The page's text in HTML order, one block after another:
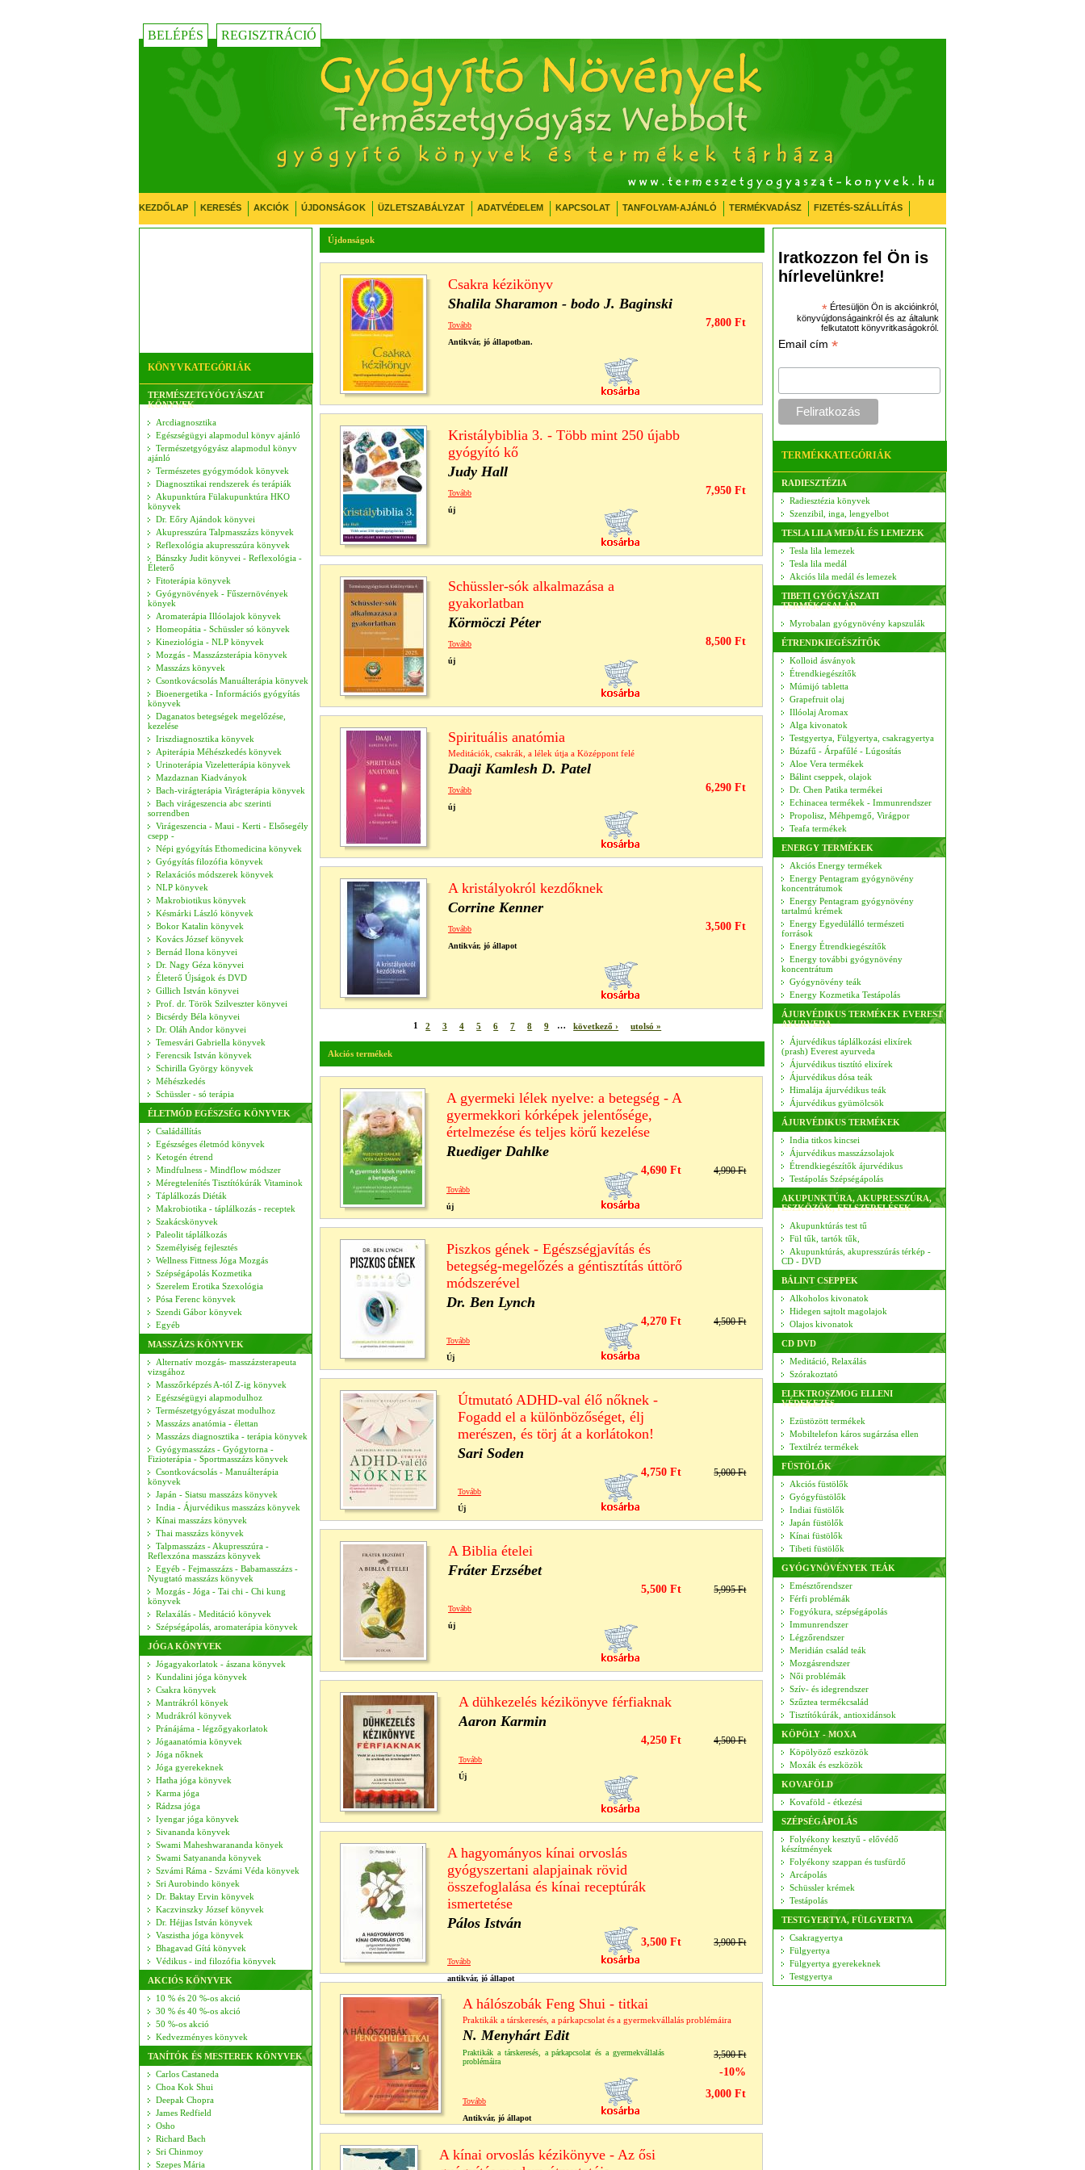
BELÉPÉS REGISZTRÁCIÓ
KEZDŐLAP KERESÉS AKCIÓK ÚJDONSÁGOK ÜZLETSZABÁLYZAT ADATVÉDELEM KAPCSOLAT TANFOLYAM-AJÁNLÓ TERMÉKVADÁSZ FIZETÉS-SZÁLLÍTÁS
KÖNYVKATEGÓRIÁK
TERMÉSZETGYÓGYÁSZAT
KÖNYVEK
Arcdiagnosztika
Egészségügyi alapmodul könyv ajánló
Természetgyógyász alapmodul könyv
ajánló
Természetes gyógymódok könyvek
Diagnosztikai rendszerek és terápiák
Akupunktúra Fülakupunktúra HKO
könyvek
Dr. Eőry Ajándok könyvei
Akupresszúra Talpmasszázs könyvek
Reflexológia akupresszúra könyvek
Bánszky Judit könyvei - Reflexológia -
Életerő
Fitoterápia könyvek
Gyógynövények - Fűszernövények
könyek
Aromaterápia Illóolajok könyvek
Homeopátia - Schüssler só könyvek
Kineziológia - NLP könyvek
Mozgás - Masszázsterápia könyvek
Masszázs könyvek
Csontkovácsolás Manuálterápia könyvek
Bioenergetika - Információs gyógyítás
könyvek
Daganatos betegségek megelőzése,
kezelése
Iriszdiagnosztika könyvek
Apiterápia Méhészkedés könyvek
Urinoterápia Vizeletterápia könyvek
Mazdaznan Kiadványok
Bach-virágterápia Virágterápia könyvek
Bach virágeszencia abc szerinti
sorrendben
Virágeszencia - Maui - Kerti - Elsősegély
csepp -
Népi gyógyítás Ethomedicina könyvek
Gyógyítás filozófia könyvek
Relaxációs módszerek könyvek
NLP könyvek
Makrobiotikus könyvek
Késmárki László könyvek
Bokor Katalin könyvek
Kovács József könyvek
Bernád Ilona könyvei
Dr. Nagy Géza könyvei
Életerő Újságok és DVD
Gillich István könyvei
Prof. dr. Török Szilveszter könyvei
Bicsérdy Béla könyvei
Dr. Oláh Andor könyvei
Temesvári Gabriella könyvek
Ferencsik István könyvek
Schirilla György könyvek
Méhészkedés
Schüssler - só terápia
ÉLETMÓD EGÉSZSÉG KÖNYVEK
Családállítás
Egészséges életmód könyvek
Ketogén étrend
Mindfulness - Mindflow módszer
Méregtelenítés Tisztítókúrák Vitaminok
Táplálkozás Diéták
Makrobiotika - táplálkozás - receptek
Szakácskönyvek
Paleolit táplálkozás
Személyiség fejlesztés
Wellness Fittness Jóga Mozgás
Szépségápolás Kozmetika
Szerelem Erotika Szexológia
Pósa Ferenc könyvek
Szendi Gábor könyvek
Egyéb
MASSZÁZS KÖNYVEK
Alternatív mozgás- masszázsterapeuta
vizsgához
Masszőrképzés A-tól Z-ig könyvek
Egészségügyi alapmodulhoz
Természetgyógyászat modulhoz
Masszázs anatómia - élettan
Masszázs diagnosztika - terápia könyvek
Gyógymasszázs - Gyógytorna -
Fizioterápia - Sportmasszázs könyvek
Csontkovácsolás - Manuálterápia
könyvek
Japán - Siatsu masszázs könyvek
India - Ájurvédikus masszázs könyvek
Kínai masszázs könyvek
Thai masszázs könyvek
Talpmasszázs - Akupresszúra -
Reflexzóna masszázs könyvek
Egyéb - Fejmasszázs - Babamasszázs -
Nyugtató masszázs könyvek
Mozgás - Jóga - Tai chi - Chi kung
könyvek
Relaxálás - Meditáció könyvek
Szépségápolás, aromaterápia könyvek
JÓGA KÖNYVEK
Jógagyakorlatok - ászana könyvek
Kundalini jóga könyvek
Csakra könyvek
Mantrákról könyek
Mudrákról könyvek
Pránájáma - légzőgyakorlatok
Jógaanatómia könyvek
Jóga nőknek
Jóga gyerekeknek
Hatha jóga könyvek
Karma jóga
Rádzsa jóga
Iyengar jóga könyvek
Sivananda könyvek
Swami Maheshwarananda könyek
Swami Satyananda könyvek
Szvámi Ráma - Szvámi Véda könyvek
Sri Aurobindo könyek
Dr. Baktay Ervin könyvek
Kaczvinszky József könyvek
Dr. Héjjas István könyvek
Vaszistha jóga könyvek
Bhagavad Gítá könyvek
Védikus - ind filozófia könyvek
AKCIÓS KÖNYVEK
10 % és 20 %-os akció
30 % és 40 %-os akció
50 %-os akció
Kedvezményes könyvek
TANÍTÓK ÉS MESTEREK KÖNYVEK
Carlos Castaneda
Choa Kok Shui
Deepak Chopra
James Redfield
Osho
Richard Bach
Sri Chinmoy
Szepes Mária
Újdonságok
Csakra kézikönyv
Shalila Sharamon - bodo J. Baginski
7,800 Ft
Tovább
Antikvár, jó állapotban.
Kristálybiblia 3. - Több mint 250 újabb
gyógyító kő
Judy Hall
7,950 Ft
Tovább
új
Schüssler-sók alkalmazása a
gyakorlatban
Körmöczi Péter
8,500 Ft
Tovább
új
Spirituális anatómia
Meditációk, csakrák, a lélek útja a Középpont felé
Daaji Kamlesh D. Patel
6,290 Ft
Tovább
új
A kristályokról kezdőknek
Corrine Kenner
3,500 Ft
Tovább
Antikvár, jó állapot
1 2 3 4 5 6 7 8 9 … következő › utolsó »
Akciós termékek
A gyermeki lélek nyelve: a betegség - A
gyermekkori kórképek jelentősége,
értelmezése és teljes körű kezelése
Ruediger Dahlke
4,990 Ft
4,690 Ft
Tovább
új
Piszkos gének - Egészségjavítás és
betegség-megelőzés a géntisztítás úttörő
módszerével
Dr. Ben Lynch
4,500 Ft
4,270 Ft
Tovább
Új
Útmutató ADHD-val élő nőknek -
Fogadd el a különbözőséget, élj
merészen, és törj át a korlátokon!
Sari Soden
5,000 Ft
4,750 Ft
Tovább
Új
A Biblia ételei
Fráter Erzsébet
5,995 Ft
5,500 Ft
Tovább
új
A dühkezelés kézikönyve férfiaknak
Aaron Karmin
4,500 Ft
4,250 Ft
Tovább
Új
A hagyományos kínai orvoslás
gyógyszertani alapjainak rövid
összefoglalása és kínai receptúrák
ismertetése
Pálos István
3,900 Ft
3,500 Ft
Tovább
antikvár, jó állapot
A hálószobák Feng Shui - titkai
Praktikák a társkeresés, a párkapcsolat és a gyermekvállalás problémáira
N. Menyhárt Edit
3,500 Ft
Praktikák a társkeresés, a párkapcsolat és a gyermekvállalás
problémáira
-10%
3,000 Ft
Tovább
Antikvár, jó állapot
A kínai orvoslás kézikönyve - Az ősi
Iratkozzon fel Ön is
hírlevelünkre!
*Értesüljön Ön is akcióinkról,
könyvújdonságainkról és az általunk
felkutatott könyvritkaságokról.
Email cím*
TERMÉKKATEGÓRIÁK
RADIESZTÉZIA
Radiesztézia könyvek
Szenzibil, inga, lengyelbot
TESLA LILA MEDÁL ÉS LEMEZEK
Tesla lila lemezek
Tesla lila medál
Akciós lila medál és lemezek
TIBETI GYÓGYÁSZATI
TERMÉKCSALÁD
Myrobalan gyógynövény kapszulák
ÉTRENDKIEGÉSZÍTŐK
Kolloid ásványok
Étrendkiegészítők
Múmijó tabletta
Grapefruit olaj
Illóolaj Aromax
Alga kivonatok
Testgyertya, Fülgyertya, csakragyertya
Búzafű - Árpafűlé - Lúgosítás
Aloe Vera termékek
Bálint cseppek, olajok
Dr. Chen Patika termékei
Echinacea termékek - Immunrendszer
Propolisz, Méhpemgő, Virágpor
Teafa termékek
ENERGY TERMÉKEK
Akciós Energy termékek
Energy Pentagram gyógynövény
koncentrátumok
Energy Pentagram gyógynövény
tartalmú krémek
Energy Egyedülálló természeti
források
Energy Étrendkiegészítők
Energy további gyógynövény
koncentrátum
Gyógynövény teák
Energy Kozmetika Testápolás
ÁJURVÉDIKUS TERMÉKEK EVEREST
AYURVEDA
Ájurvédikus táplálkozási elixírek
(prash) Everest ayurveda
Ájurvédikus tisztító elixírek
Ájurvédikus dósa teák
Himalája ájurvédikus teák
Ájurvédikus gyümölcsök
ÁJURVÉDIKUS TERMÉKEK
India titkos kincsei
Ájurvédikus masszázsolajok
Étrendkiegészítők ájurvédikus
Testápolás Szépségápolás
AKUPUNKTÚRA, AKUPRESSZÚRA,
ESZKÖZÖK, FELSZERELÉSEK
Akupunktúrás test tű
Fül tűk, tartók tűk,
Akupunktúrás, akupresszúrás térkép -
CD - DVD
BÁLINT CSEPPEK
Alkoholos kivonatok
Hidegen sajtolt magolajok
Olajos kivonatok
CD DVD
Meditáció, Relaxálás
Szórakoztató
ELEKTROSZMOG ELLENI
VÉDEKEZÉS
Ezüstözött termékek
Mobiltelefon káros sugárzása ellen
Textilréz termékek
FÜSTÖLŐK
Akciós füstölők
Gyógyfüstölők
Indiai füstölők
Japán füstölők
Kínai füstölők
Tibeti füstölők
GYÓGYNÖVÉNYEK TEÁK
Emésztőrendszer
Férfi problémák
Fogyókura, szépségápolás
Immunrendszer
Légzőrendszer
Meridián család teák
Mozgásrendszer
Női problémák
Szív- és idegrendszer
Szűztea termékcsalád
Tisztítókúrák, antioxidánsok
KÖPÖLY - MOXA
Köpölyöző eszközök
Moxák és eszközök
KOVAFÖLD
Kovaföld - étkezési
SZÉPSÉGÁPOLÁS
Folyékony kesztyű - elővédő
készítmények
Folyékony szappan és tusfürdő
Arcápolás
Schüssler krémek
Testápolás
TESTGYERTYA, FÜLGYERTYA
Csakragyertya
Fülgyertya
Fülgyertya gyerekeknek
Testgyertya